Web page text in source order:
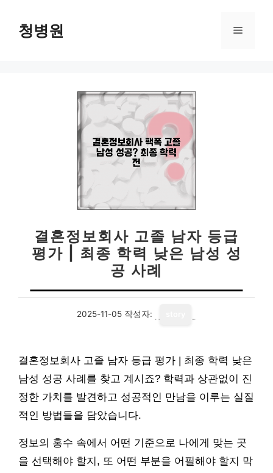
청병원 메
결혼정보회사 고졸 남자 등급
평가 | 최종 학력 낮은 남성 성
공 사례
2025-11-05 작성자:
결혼정보회사 고졸 남자 등급 평가 | 최종 학력 낮은
남성 성공 사례를 찾고 계시죠? 학력과 상관없이 진
정한 가치를 발견하고 성공적인 만남을 이루는 실질
적인 방법들을 담았습니다.
정보의 홍수 속에서 어떤 기준으로 나에게 맞는 곳
을 선택해야 할지, 또 어떤 부분을 어필해야 할지 막